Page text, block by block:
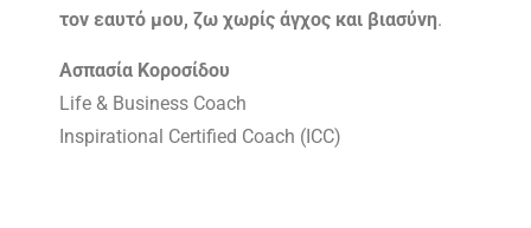
τον εαυτό μου, ζω χωρίς άγχος και βιασύνη.
Ασπασία Κοροσίδου
Life & Business Coach
Inspirational Certified Coach (ICC)